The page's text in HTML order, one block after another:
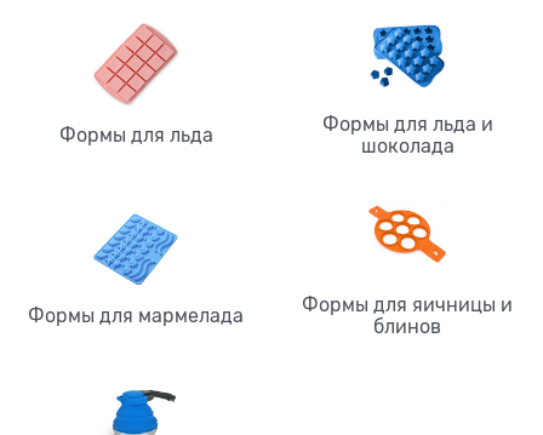
Формы для льда
Формы для льда и
шоколада
Формы для мармелада
Формы для яичницы и
блинов